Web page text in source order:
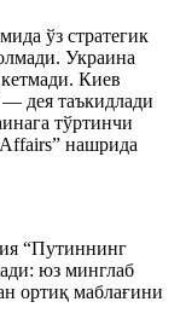
ўз стратегик
Украина
Киев
дея таъкидлади
тўртинчи
нашрида
“Путиннинг
юз минглаб
ортиқ маблағини